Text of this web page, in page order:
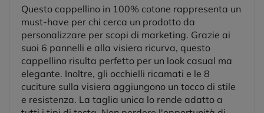
Questo cappellino in 100% cotone rappresenta un
must-have per chi cerca un prodotto da
personalizzare per scopi di marketing. Grazie ai
suoi 6 pannelli e alla visiera ricurva, questo
cappellino risulta perfetto per un look casual ma
elegante. Inoltre, gli occhielli ricamati e le 8
cuciture sulla visiera aggiungono un tocco di stile
e resistenza. La taglia unica lo rende adatto a